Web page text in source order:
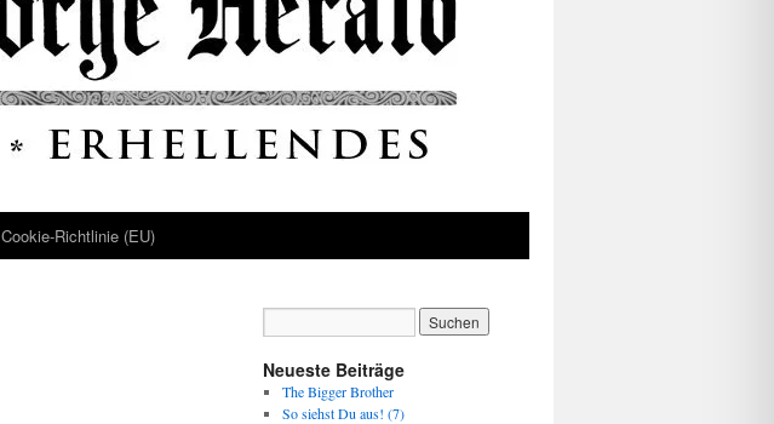
Cookie-Richtlinie (EU)
Neueste Beiträge
The Bigger Brother
So siehst Du aus! (7)